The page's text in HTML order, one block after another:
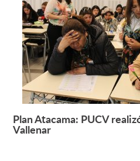
Plan Atacama: PUCV
Vallenar